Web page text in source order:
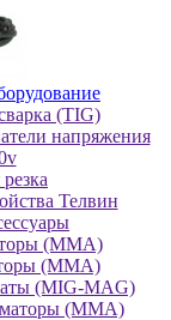
(TIG)
напряжения
Телвин
(MMA)
(MMA)
(MIG-MAG)
(MMA)